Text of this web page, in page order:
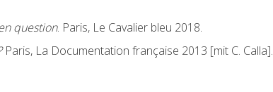
question. Paris, Le Cavalier bleu 2018.
Paris, La Documentation française 2013 [mit C. Calla].